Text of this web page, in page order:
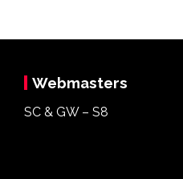
Webmasters
SC & GW – S8